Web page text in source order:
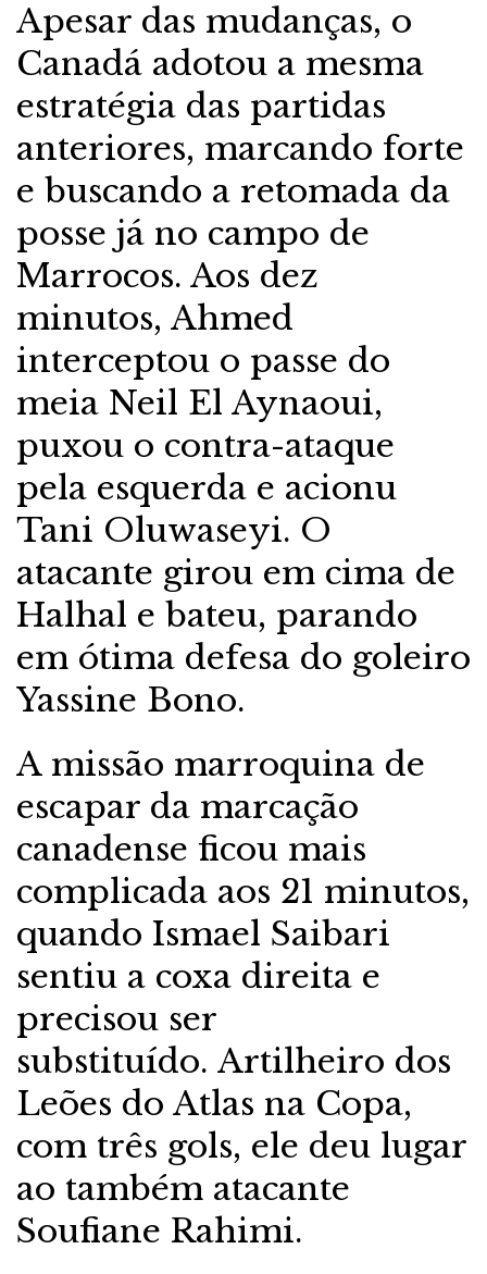
Apesar das mudanças, o
Canadá adotou a mesma
estratégia das partidas
anteriores, marcando forte
e buscando a retomada da
posse já no campo de
Marrocos. Aos dez
minutos, Ahmed
interceptou o passe do
meia Neil El Aynaoui,
puxou o contra-ataque
pela esquerda e acionu
Tani Oluwaseyi. O
atacante girou em cima de
Halhal e bateu, parando
em ótima defesa do goleiro
Yassine Bono.
A missão marroquina de
escapar da marcação
canadense ficou mais
complicada aos 21 minutos,
quando Ismael Saibari
sentiu a coxa direita e
precisou ser
substituído. Artilheiro dos
Leões do Atlas na Copa,
com três gols, ele deu lugar
ao também atacante
Soufiane Rahimi.